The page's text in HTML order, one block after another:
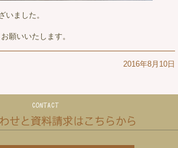
いました。
願いいたします。
2016年8月10日